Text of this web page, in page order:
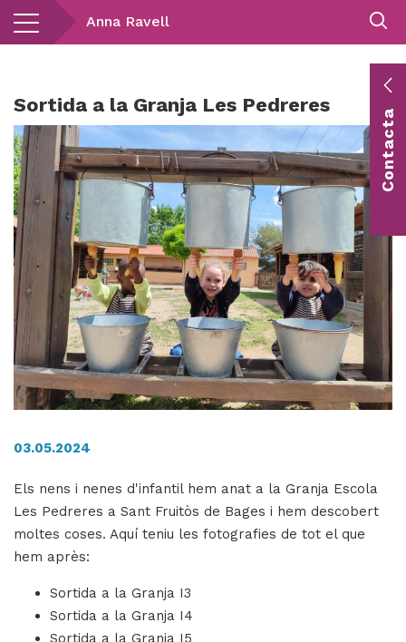
Vés
Anna Ravell
Sortida a la Granja Les Pedreres
03.05.2024
Els nens i nenes d'infantil hem anat a la Granja Escola
Les Pedreres a Sant Fruitòs de Bages i hem descobert
moltes coses. Aquí teniu les fotografies de tot el que
hem après:
Sortida a la Granja I3
Sortida a la Granja I4
Sortida a la Granja I5
Contacta